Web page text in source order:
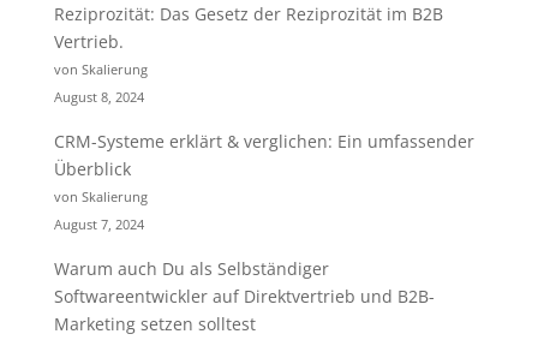
Reziprozität: Das Gesetz der Reziprozität im B2B
Vertrieb.
von Skalierung
August 8, 2024
CRM-Systeme erklärt & verglichen: Ein umfassender
Überblick
von Skalierung
August 7, 2024
Warum auch Du als Selbständiger
Softwareentwickler auf Direktvertrieb und B2B-
Marketing setzen solltest